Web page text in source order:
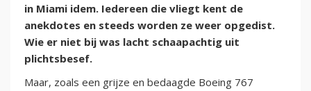
in Miami idem. Iedereen die vliegt kent de
anekdotes en steeds worden ze weer opgedist.
Wie er niet bij was lacht schaapachtig uit
plichtsbesef.
Maar, zoals een grijze en bedaagde Boeing 767